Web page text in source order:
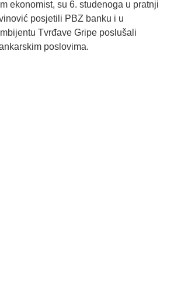
ekonomist, su 6. studenoga u pratnji
posjetili PBZ banku i u
Tvrđave Gripe poslušali
poslovima.